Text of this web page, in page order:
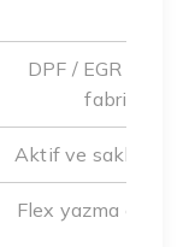
DPF / EGR /
fabrika
Aktif ve saklı arıza
Flex yazma